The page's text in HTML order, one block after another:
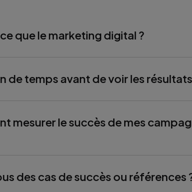
que le marketing digital ?
de temps avant de voir les
mesurer le succès de mes
des cas de succès ou références